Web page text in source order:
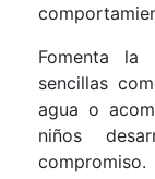
Fomenta la
sencillas
agua o
niños
compromiso.